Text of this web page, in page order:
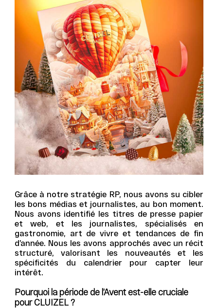
Grâce à notre stratégie RP, nous avons su cibler
les bons médias et journalistes, au bon moment.
Nous avons identifié les titres de presse papier
et web, et les journalistes, spécialisés en
gastronomie, art de vivre et tendances de fin
d’année. Nous les avons approchés avec un récit
structuré, valorisant les nouveautés et les
spécificités du calendrier pour capter leur
intérêt.
Pourquoi la période de l’Avent est-elle cruciale
pour CLUIZEL ?